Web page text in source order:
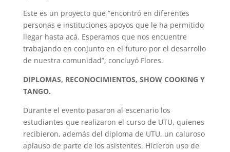
Este es un proyecto que “encontró en diferentes
personas e instituciones apoyos que le ha permitido
llegar hasta acá. Esperamos que nos encuentre
trabajando en conjunto en el futuro por el desarrollo
de nuestra comunidad”, concluyó Flores.
DIPLOMAS, RECONOCIMIENTOS, SHOW COOKING Y
TANGO.
Durante el evento pasaron al escenario los
estudiantes que realizaron el curso de UTU, quienes
recibieron, además del diploma de UTU, un caluroso
aplauso de parte de los asistentes. Hicieron uso de